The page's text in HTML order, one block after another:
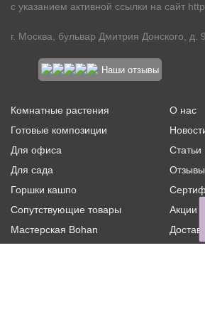
с указанием активной ссылки на сайт
г. Москва, бульвар Дмитрия Донского, д.
Наши отзывы
Комнатные растения
Готовые композиции
Для офиса
Для сада
Горшки кашпо
Сопутствующие товары
Мастерская Bohan
О нас
Статьи
Отзывы
Акции